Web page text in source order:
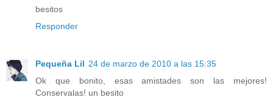
besitos
Responder
Pequeña Lil 24 de marzo de 2010 a las 15:35
Ok que bonito, esas amistades son las mejores!
Conservalas! un besito